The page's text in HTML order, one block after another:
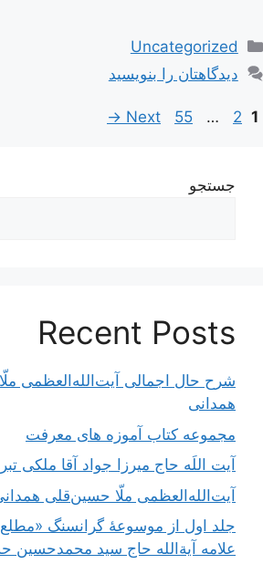
دسته‌ها
Uncategorized
دیدگاهتان را بنویسید
ناوبری
Page
1
Page
2
…
Page
55
Next
→
جستجو
Recent Posts
شرح حال اجمالی آیت‌الله‌العظمی
همدانی
مجموعه کتاب آموزه های معرفت
آیت اللَه حاج میرزا جواد آقا ملکی
آیت‌الله‌العظمی ملّا حسین‌قلی
جلد اول از موسوعۀ گرانسنگ
علامه آیة‌الله حاج سید محمدحسین